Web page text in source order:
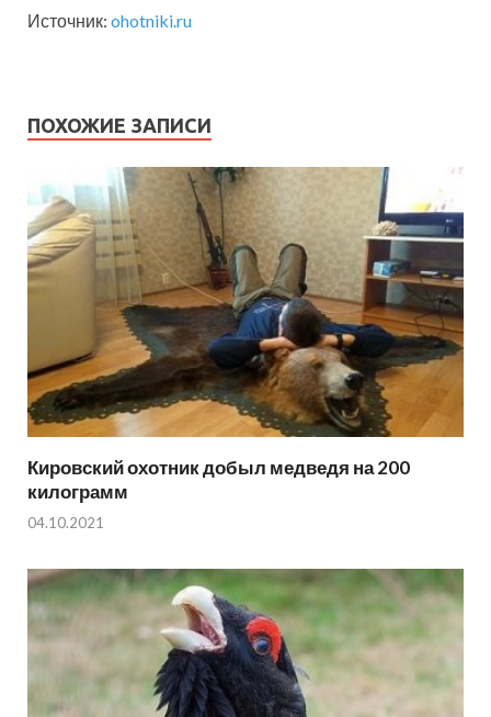
Источник: ohotniki.ru
ПОХОЖИЕ ЗАПИСИ
Кировский охотник добыл медведя на 200
килограмм
04.10.2021